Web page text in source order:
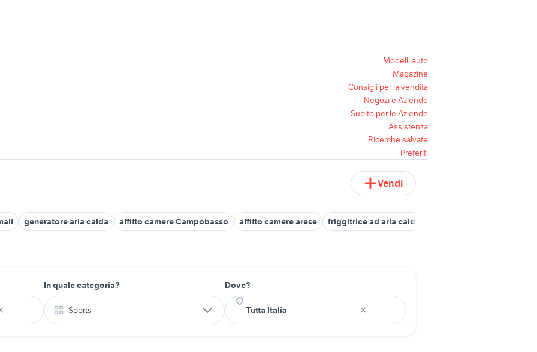
Modelli auto
Magazine
Consigli per la vendita
Negozi e Aziende
Subito per le Aziende
Assistenza
Ricerche salvate
Preferiti
Vendi
generatore aria calda affitto camere Campobasso affitto camere arese friggitrice ad aria calda
In quale categoria?
Sports
Dove?